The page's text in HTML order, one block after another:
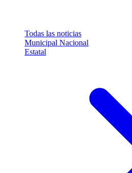
Todas las noticias
Municipal Nacional
Estatal